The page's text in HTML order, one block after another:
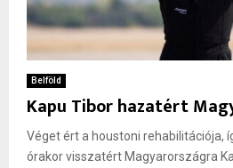
Belföld
Kapu Tibor hazatért
Véget ért a houstoni rehabilitációja,
órakor visszatért Magyarországra